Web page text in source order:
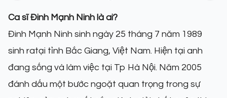
Ca sĩ Đinh Mạnh Ninh là ai?
Đinh Mạnh Ninh sinh ngày 25 tháng 7 năm 1989
sinh ratại tỉnh Bắc Giang, Việt Nam. Hiện tại anh
đang sống và làm việc tại Tp Hà Nội. Năm 2005
đánh dấu một bước ngoặt quan trọng trong sự